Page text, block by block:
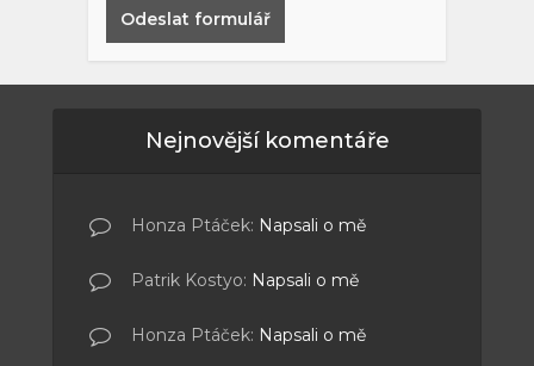
Odeslat formulář
Nejnovější komentáře
Honza Ptáček: Napsali o mě
Patrik Kostyo: Napsali o mě
Honza Ptáček: Napsali o mě